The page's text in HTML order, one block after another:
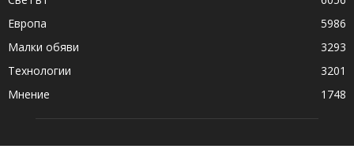
Европа
5986
Малки обяви
3293
Технологии
3201
Мнение
1748